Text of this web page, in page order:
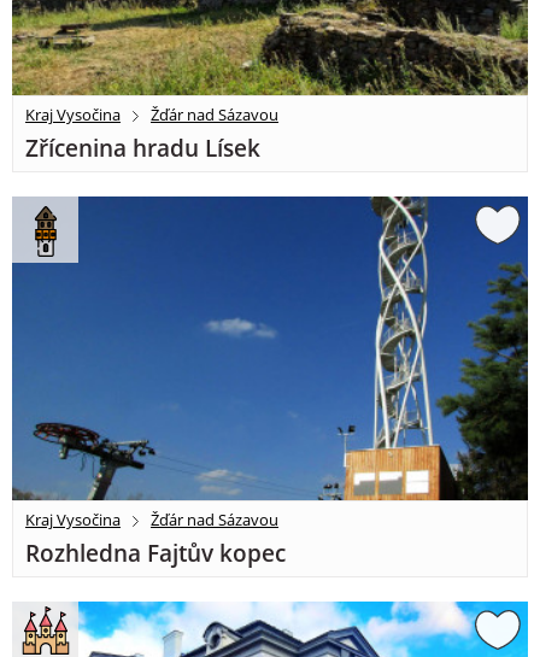
Kraj Vysočina Žďár nad Sázavou
Zřícenina hradu Lísek
Kraj Vysočina Žďár nad Sázavou
Rozhledna Fajtův kopec